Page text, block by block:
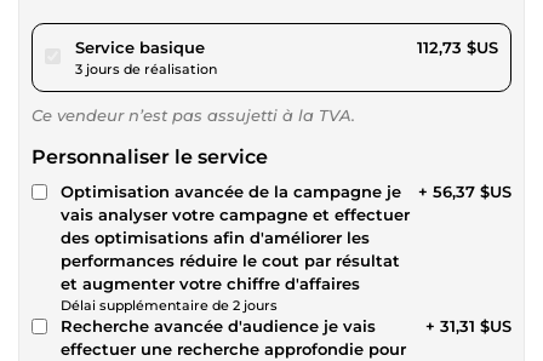
Service basiquepour 103,90 $US
3 jours de réalisation
112,73 $US
Ce vendeur n’est pas assujetti à la TVA.
Personnaliser le service
Optimisation avancée de la campagne je
vais analyser votre campagne et effectuer
des optimisations afin d'améliorer les
performances réduire le cout par résultat
et augmenter votre chiffre d'affaires
Délai supplémentaire de 2 jours
+ 56,37 $US
Recherche avancée d'audience je vais
effectuer une recherche approfondie pour
+ 31,31 $US